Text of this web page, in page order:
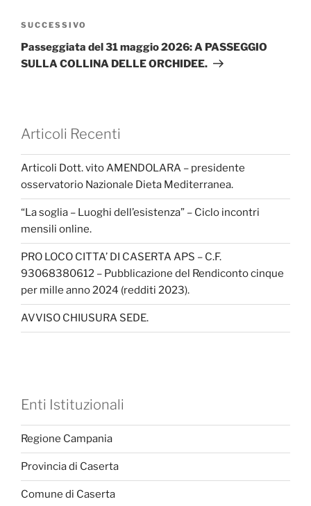
Articolo
successivo
SUCCESSIVO
Passeggiata del 31 maggio 2026: A PASSEGGIO
SULLA COLLINA DELLE ORCHIDEE.
Articoli Recenti
Articoli Dott. vito AMENDOLARA – presidente
osservatorio Nazionale Dieta Mediterranea.
“La soglia – Luoghi dell’esistenza” – Ciclo incontri
mensili online.
PRO LOCO CITTA’ DI CASERTA APS – C.F.
93068380612 – Pubblicazione del Rendiconto cinque
per mille anno 2024 (redditi 2023).
AVVISO CHIUSURA SEDE.
Enti Istituzionali
Regione Campania
Provincia di Caserta
Comune di Caserta